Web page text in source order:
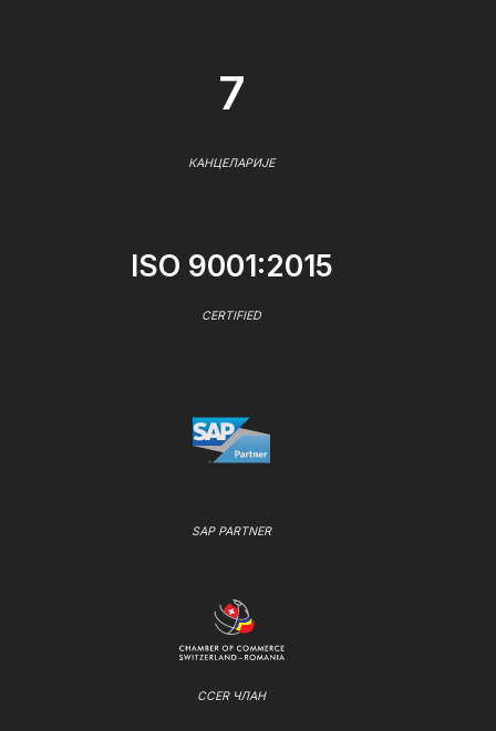
7
КАНЦЕЛАРИЈЕ
ISO 9001:2015
CERTIFIED
SAP PARTNER
CCER ЧЛАН